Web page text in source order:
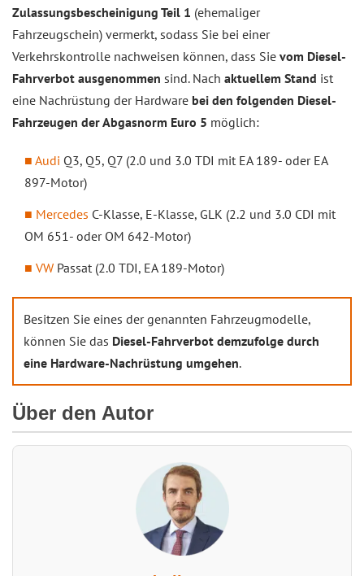
Zulassungsbescheinigung Teil 1 (ehemaliger
Fahrzeugschein) vermerkt, sodass Sie bei einer
Verkehrskontrolle nachweisen können, dass Sie vom Diesel-
Fahrverbot ausgenommen sind. Nach aktuellem Stand ist
eine Nachrüstung der Hardware bei den folgenden Diesel-
Fahrzeugen der Abgasnorm Euro 5 möglich:
Audi Q3, Q5, Q7 (2.0 und 3.0 TDI mit EA 189- oder EA
897-Motor)
Mercedes C-Klasse, E-Klasse, GLK (2.2 und 3.0 CDI mit
OM 651- oder OM 642-Motor)
VW Passat (2.0 TDI, EA 189-Motor)
Besitzen Sie eines der genannten Fahrzeugmodelle,
können Sie das Diesel-Fahrverbot demzufolge durch
eine Hardware-Nachrüstung umgehen.
Über den Autor